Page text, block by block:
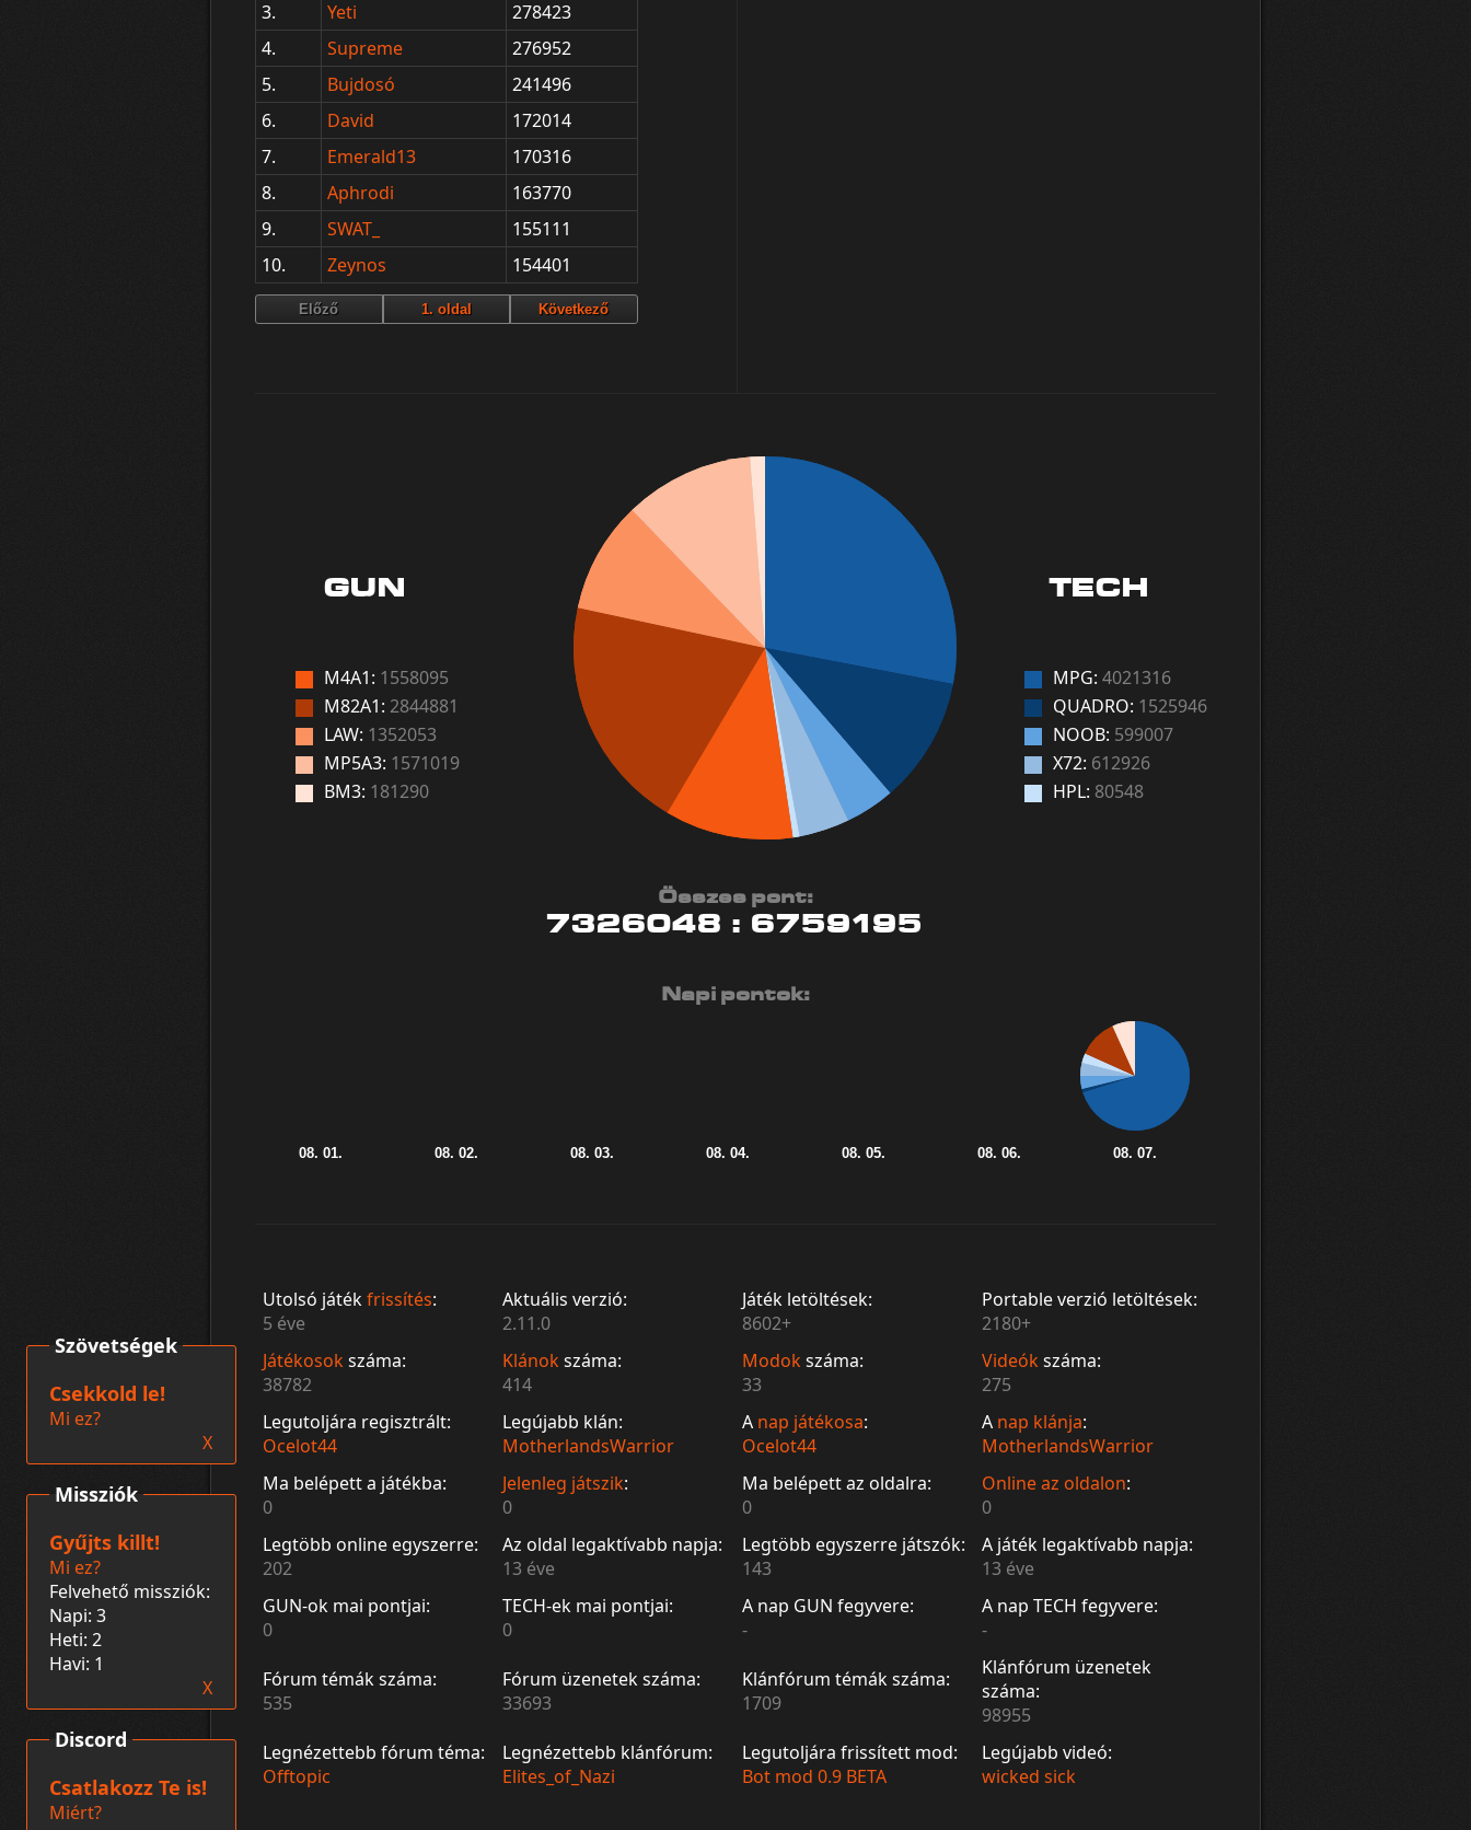
3.
Yeti
278423
4.
Supreme
276952
5.
Bujdosó
241496
6.
David
172014
7.
Emerald13
170316
8.
Aphrodi
163770
9.
SWAT_
155111
10.
Zeynos 154401
GUN TECH
M4A1: 1558095
M82A1: 2844881
LAW: 1352053
MP5A3: 1571019
BM3: 181290
MPG: 4021316
QUADRO: 1525946
NOOB: 599007
X72: 612926
HPL: 80548
Összes pont:
7326048 : 6759195
Napi pontok:
Utolsó játékfrissítés:
5 éve
Aktuális verzió:
2.11.0
Játék letöltések:
8602+
Portable verzió letöltések:
2180+
Játékosokszáma:
38782
Klánokszáma:
414
Modokszáma:
33
Videókszáma:
275
Legutoljára regisztrált:
Ocelot44
Legújabb klán:
MotherlandsWarrior
A nap játékosa:
Ocelot44
A nap klánja:
MotherlandsWarrior
Ma belépett a játékba:
0
Jelenleg játszik:
0
Ma belépett az oldalra:
0
Online az oldalon:
0
Legtöbb online egyszerre:
202
Az oldal legaktívabb napja:
13 éve
Legtöbb egyszerre játszók:
143
A játék legaktívabb napja:
13 éve
GUN-ok mai pontjai:
0
TECH-ek mai pontjai:
0
A nap GUN fegyvere:
-
A nap TECH fegyvere:
-
Fórum témák száma:
535
Fórum üzenetek száma:
33693
Klánfórum témák száma:
1709
Klánfórum üzenetek
száma:
98955
Legnézettebb fórum téma:
Offtopic
Legnézettebb klánfórum:
Elites_of_Nazi
Legutoljára frissített mod:
Bot mod 0.9 BETA
Legújabb videó:
wicked sick
Discord
Csatlakozz Te is!
Miért?
Missziók
Gyűjts killt!
Mi ez?
Felvehető missziók:
Napi: 3
Heti: 2
Havi: 1
X
Szövetségek
Csekkold le!
Mi ez?
X